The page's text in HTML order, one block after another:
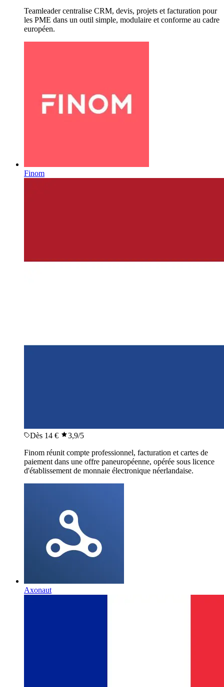
Teamleader centralise CRM, devis, projets et facturation pour
les PME dans un outil simple, modulaire et conforme au cadre
européen.
Finom
Dès 14 € 3,9/5
Finom réunit compte professionnel, facturation et cartes de
paiement dans une offre paneuropéenne, opérée sous licence
d'établissement de monnaie électronique néerlandaise.
Axonaut